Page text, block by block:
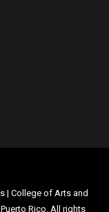
| College of Arts and
Rico . All rights